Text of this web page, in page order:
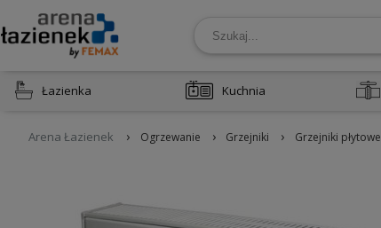
Łazienka Kuchnia
Arena Łazienek › Ogrzewanie › Grzejniki › Grzejniki płytowe